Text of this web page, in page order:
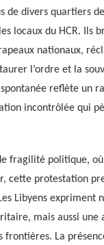
de divers quartiers
locaux du HCR. Ils
nationaux,
l’ordre et la
reflète un
incontrôlée qui
fragilité politique,
cette protestation
Libyens expriment
mais aussi
frontières. La